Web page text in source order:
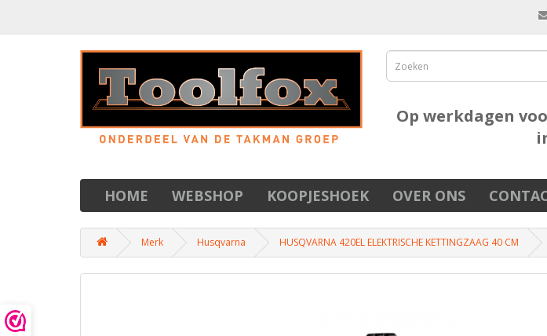
Op werkdagen
HOME WEBSHOP KOOPJESHOEK OVER ONS
Merk Husqvarna HUSQVARNA 420EL ELEKTRISCHE KETTINGZAAG 40 CM